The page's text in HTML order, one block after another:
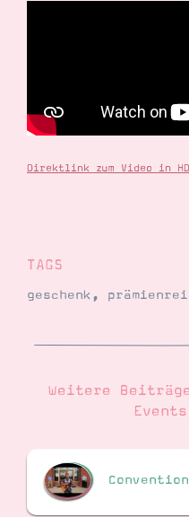
Über mich
Über Stampin’ Up!
Suche Impressum
Direktlink zum Video in
TAGS
geschenk,
Weitere